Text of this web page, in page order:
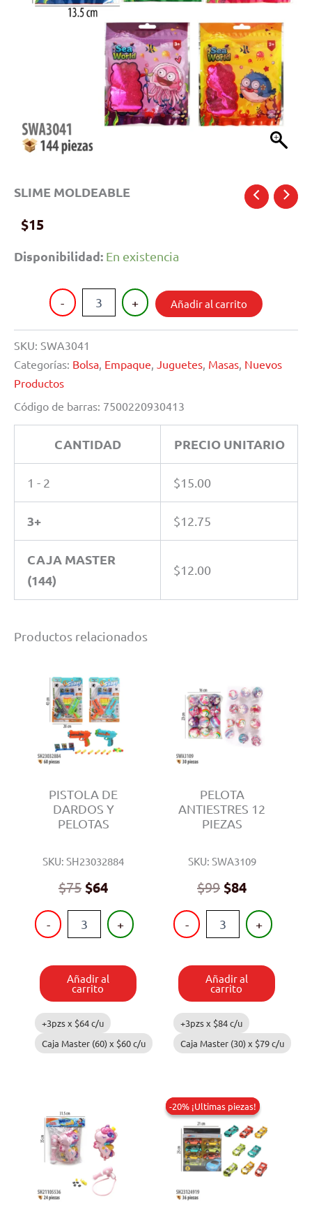
SLIME MOLDEABLE
$15
Disponibilidad: En existencia
-
SLIME
MOLDEABLE
+ Añadir al carrito
SKU: SWA3041
Categorías: Bolsa Empaque Juguetes Masas Nuevos
Productos
Código de barras: 7500220930413
CANTIDAD PRECIO UNITARIO
1 - 2 $15.00
3+ $12.75
CAJA MASTER
(144)
$12.00
Productos relacionados
PISTOLA DE
DARDOS Y
PELOTAS
SKU: SH23032884
$75 $64
-
PISTOLA
DE
PELOTAS
cantidad
+
Añadir al
carrito
+3pzs x $64c/u
Caja Master (60) x $60c/u
PELOTA
ANTIESTRES 12
PIEZAS
SKU: SWA3109
$99 $84
-
PELOTA
ANTIESTRES
cantidad
+
Añadir al
carrito
+3pzs x $84c/u
Caja Master (30) x $79c/u
-20% ¡Ultimas piezas!
-20% ¡Ultimas piezas!